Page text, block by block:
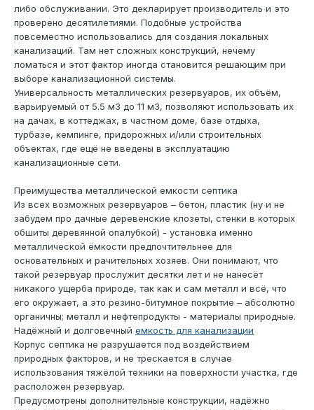
либо обслуживании. Это декларирует производитель и это
проверено десятилетиями. Подобные устройства
повсеместно использовались для создания локальных
канализаций. Там нет сложных конструкций, нечему
ломаться и этот фактор иногда становится решающим при
выборе канализационной системы.
Универсальность металлических резервуаров, их объём,
варьируемый от 5.5 м3 до 11 м3, позволяют использовать их
на дачах, в коттеджах, в частном доме, базе отдыха,
турбазе, кемпинге, придорожных и/или строительных
объектах, где ещё не введены в эксплуатацию
канализационные сети.
Преимущества металлической емкости септика
Из всех возможных резервуаров – бетон, пластик (ну и не
забудем про дачные деревенские клозеты, стенки в которых
обшиты деревянной опалубкой) - установка именно
металлической ёмкости предпочтительнее для
основательных и рачительных хозяев. Они понимают, что
такой резервуар прослужит десятки лет и не нанесёт
никакого ущерба природе, так как и сам металл и всё, что
его окружает, а это резино-битумное покрытие – абсолютно
органичны; металл и нефтепродукты - материалы природные.
Надёжный и долговечный емкость для канализации
Корпус септика не разрушается под воздействием
природных факторов, и не трескается в случае
использования тяжёлой техники на поверхности участка, где
расположен резервуар.
Предусмотрены дополнительные конструкции, надёжно